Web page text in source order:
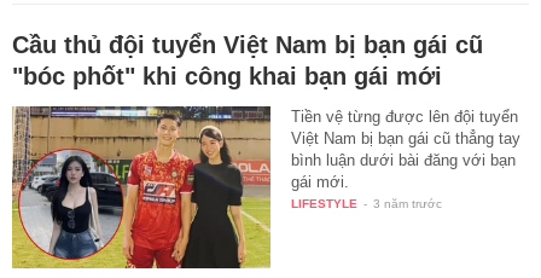
Cầu thủ đội tuyển Việt Nam bị bạn gái cũ
"bóc phốt" khi công khai bạn gái mới
Tiền vệ từng được lên đội tuyển
Việt Nam bị bạn gái cũ thẳng tay
bình luận dưới bài đăng với bạn
gái mới.
LIFESTYLE - 3 năm trước